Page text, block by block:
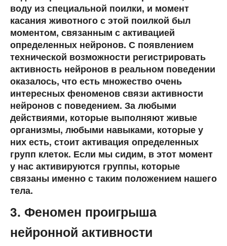
воду из специальной поилки, и момент
касания животного с этой поилкой был
моментом, связанным с активацией
определенных нейронов. С появлением
технической возможности регистрировать
активность нейронов в реальном поведении
оказалось, что есть множество очень
интересных феноменов связи активности
нейронов с поведением. За любыми
действиями, которые выполняют живые
организмы, любыми навыками, которые у
них есть, стоит активация определенных
групп клеток. Если мы сидим, в этот момент
у нас активируются группы, которые
связаны именно с таким положением нашего
тела.
3. Феномен проигрыша
нейронной активности